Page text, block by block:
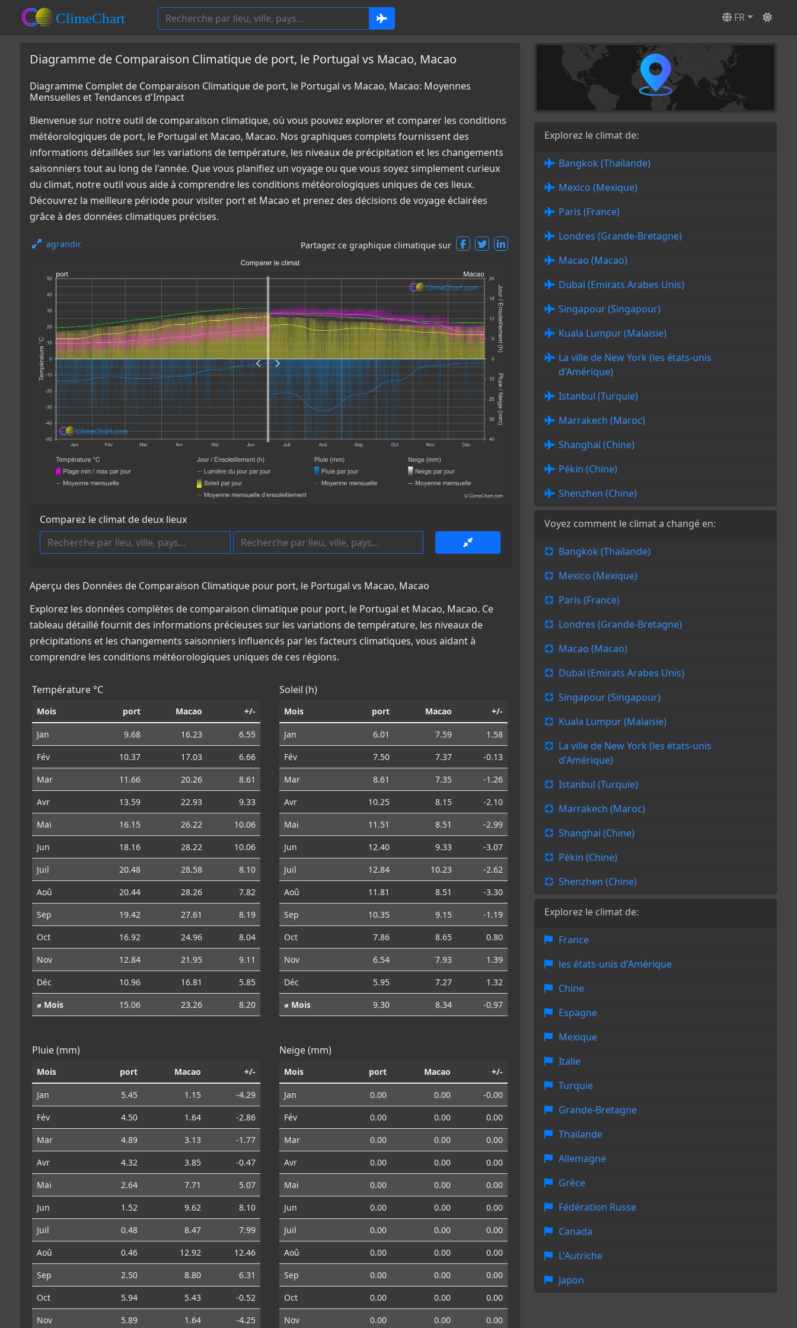
FR
Diagramme de Comparaison Climatique de port, le Portugal vs Macao, Macao
Diagramme Complet de Comparaison Climatique de port, le Portugal vs Macao, Macao: Moyennes
Mensuelles et Tendances d'Impact
Bienvenue sur notre outil de comparaison climatique, où vous pouvez explorer et comparer les conditions
météorologiques de port, le Portugal et Macao, Macao. Nos graphiques complets fournissent des
informations détaillées sur les variations de température, les niveaux de précipitation et les changements
saisonniers tout au long de l'année. Que vous planifiez un voyage ou que vous soyez simplement curieux
du climat, notre outil vous aide à comprendre les conditions météorologiques uniques de ces lieux.
Découvrez la meilleure période pour visiter port et Macao et prenez des décisions de voyage éclairées
grâce à des données climatiques précises.
agrandir Partagez ce graphique climatique sur
Comparez le climat de deux lieux
Aperçu des Données de Comparaison Climatique pour port, le Portugal vs Macao, Macao
Explorez les données complètes de comparaison climatique pour port, le Portugal et Macao, Macao. Ce
tableau détaillé fournit des informations précieuses sur les variations de température, les niveaux de
précipitations et les changements saisonniers influencés par les facteurs climatiques, vous aidant à
comprendre les conditions météorologiques uniques de ces régions.
Température °C
Mois port Macao +/-
Jan 9.68 16.23
6.55
Fév
10.37 17.03
6.66
Mar
11.66 20.26
8.61
Avr
13.59 22.93
9.33
Mai
16.15 26.22
10.06
Jun
18.16 28.22
10.06
Juil
20.48 28.58
8.10
Aoû
20.44 28.26
7.82
Sep
19.42 27.61
8.19
Oct
16.92 24.96
8.04
Nov
12.84 21.95
9.11
Déc
10.96 16.81
5.85
⌀ Mois
15.06 23.26 8.20
Soleil (h)
Mois port Macao +/-
Jan 6.01 7.59
1.58
Fév
7.50 7.37
-0.13
Mar
8.61 7.35
-1.26
Avr
10.25 8.15
-2.10
Mai
11.51 8.51
-2.99
Jun
12.40 9.33
-3.07
Juil
12.84 10.23
-2.62
Aoû
11.81 8.51
-3.30
Sep
10.35 9.15
-1.19
Oct
7.86 8.65
0.80
Nov
6.54 7.93
1.39
Déc
5.95 7.27
1.32
⌀ Mois
9.30 8.34 -0.97
Pluie (mm)
Mois port Macao +/-
Jan 5.45 1.15
-4.29
Fév
4.50 1.64
-2.86
Mar
4.89 3.13
-1.77
Avr
4.32 3.85
-0.47
Mai
2.64 7.71
5.07
Jun
1.52 9.62
8.10
Juil
0.48 8.47
7.99
Aoû
0.46 12.92
12.46
Sep
2.50 8.80
6.31
Oct
5.94 5.43
-0.52
Nov
5.89 1.64 -4.25
Neige (mm)
Mois port Macao +/-
Jan 0.00 0.00
-0.00
Fév
0.00 0.00
0.00
Mar
0.00 0.00
0.00
Avr
0.00 0.00
0.00
Mai
0.00 0.00
0.00
Jun
0.00 0.00
0.00
Juil
0.00 0.00
0.00
Aoû
0.00 0.00
0.00
Sep
0.00 0.00
0.00
Oct
0.00 0.00
0.00
Nov
0.00 0.00 0.00
Explorez le climat de:
Bangkok (Thaïlande)
Mexico (Mexique)
Paris (France)
Londres (Grande-Bretagne)
Macao (Macao)
Dubai (Emirats Arabes Unis)
Singapour (Singapour)
Kuala Lumpur (Malaisie)
La ville de New York (les états-unis
d'Amérique)
Istanbul (Turquie)
Marrakech (Maroc)
Shanghai (Chine)
Pékin (Chine)
Shenzhen (Chine)
Voyez comment le climat a changé en:
Bangkok (Thaïlande)
Mexico (Mexique)
Paris (France)
Londres (Grande-Bretagne)
Macao (Macao)
Dubai (Emirats Arabes Unis)
Singapour (Singapour)
Kuala Lumpur (Malaisie)
La ville de New York (les états-unis
d'Amérique)
Istanbul (Turquie)
Marrakech (Maroc)
Shanghai (Chine)
Pékin (Chine)
Shenzhen (Chine)
Explorez le climat de:
France
les états-unis d'Amérique
Chine
Espagne
Mexique
Italie
Turquie
Grande-Bretagne
Thaïlande
Allemagne
Grèce
Fédération Russe
Canada
L'Autriche
Japon